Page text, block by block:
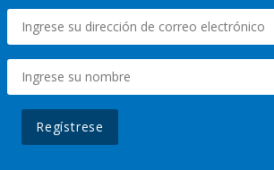
Regístrese